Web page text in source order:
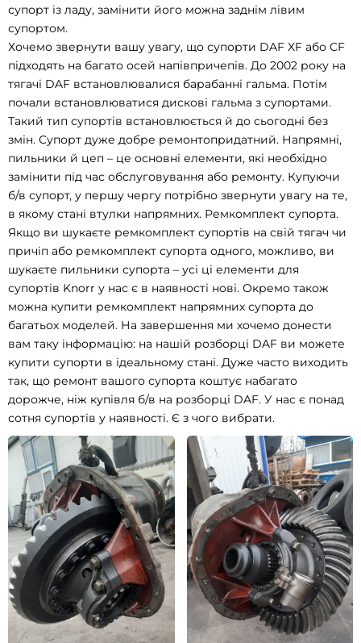
супорт із ладу, замінити його можна заднім лівим
супортом.
Хочемо звернути вашу увагу, що супорти DAF XF або CF
підходять на багато осей напівпричепів. До 2002 року на
тягачі DAF встановлювалися барабанні гальма. Потім
почали встановлюватися дискові гальма з супортами.
Такий тип супортів встановлюється й до сьогодні без
змін. Супорт дуже добре ремонтопридатний. Напрямні,
пильники й цеп – це основні елементи, які необхідно
замінити під час обслуговування або ремонту. Купуючи
б/в супорт, у першу чергу потрібно звернути увагу на те,
в якому стані втулки напрямних. Ремкомплект супорта.
Якщо ви шукаєте ремкомплект супортів на свій тягач чи
причіп або ремкомплект супорта одного, можливо, ви
шукаєте пильники супорта – усі ці елементи для
супортів Knorr у нас є в наявності нові. Окремо також
можна купити ремкомплект напрямних супорта до
багатьох моделей. На завершення ми хочемо донести
вам таку інформацію: на нашій розборці DAF ви можете
купити супорти в ідеальному стані. Дуже часто виходить
так, що ремонт вашого супорта коштує набагато
дорожче, ніж купівля б/в на розборці DAF. У нас є понад
сотня супортів у наявності. Є з чого вибрати.